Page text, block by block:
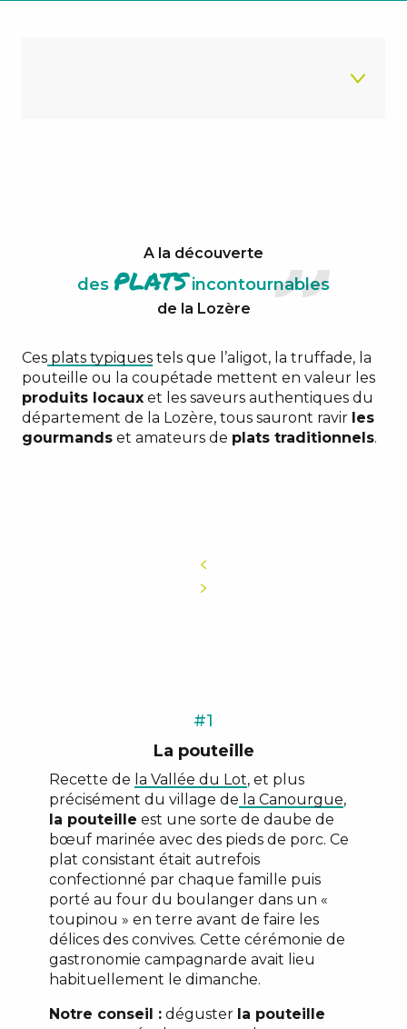
A la découverte
des platsincontournables
de la Lozère
Ces plats typiques tels que l’aligot, la truffade, la
pouteille ou la coupétade mettent en valeur les
produits locaux et les saveurs authentiques du
département de la Lozère, tous sauront ravir les
gourmands et amateurs de plats traditionnels.
#1
La pouteille
Recette de la Vallée du Lot, et plus
précisément du village de la Canourgue,
la pouteille est une sorte de daube de
bœuf marinée avec des pieds de porc. Ce
plat consistant était autrefois
confectionné par chaque famille puis
porté au four du boulanger dans un «
toupinou » en terre avant de faire les
délices des convives. Cette cérémonie de
gastronomie campagnarde avait lieu
habituellement le dimanche.
Notre conseil : déguster la pouteille